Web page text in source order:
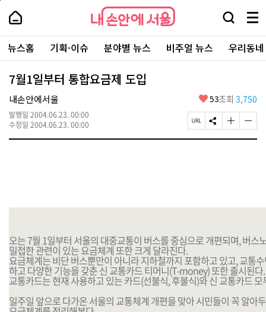
본
로
가
내
손
안
에
서
울
-
서
울
시
대
표
소
내
손
에
울
검
창
열
기
메
뉴
전
체
보
주
요
서
뉴스홈 기획·이슈 분야별 뉴스 비주얼 뉴스 우리동
7월1일부터 통합요금제 도입
내손안에서울
발행일 2004.06.23. 00:00
수정일 2004.06.23. 00:00
좋
요
53조회 3,750
페
이
S
N
글
자
하
글
자
하
오는 7월 1일부터 서울의 대중교통이 버스를 중심으로 개편되며, 버스
밀접한 관련이 있는 요금체계 또한 크게 달라진다.
요금체계는 비단 버스뿐만이 아니라 지하철까지 포함하고 있고, 교통
하고 다양한 기능을 갖춘 신 교통카드 티머니(T-money) 또한 출시된다.
교통카드는 현재 사용하고 있는 카드(선불식, 후불식)와 신 교통카드
일주일 앞으로 다가온 서울의 교통체계 개편을 맞아 시민들이 꼭 알아
페
상
단
로